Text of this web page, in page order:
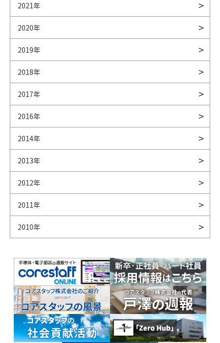
2021年
2020年
2019年
2018年
2017年
2016年
2014年
2013年
2012年
2011年
2010年